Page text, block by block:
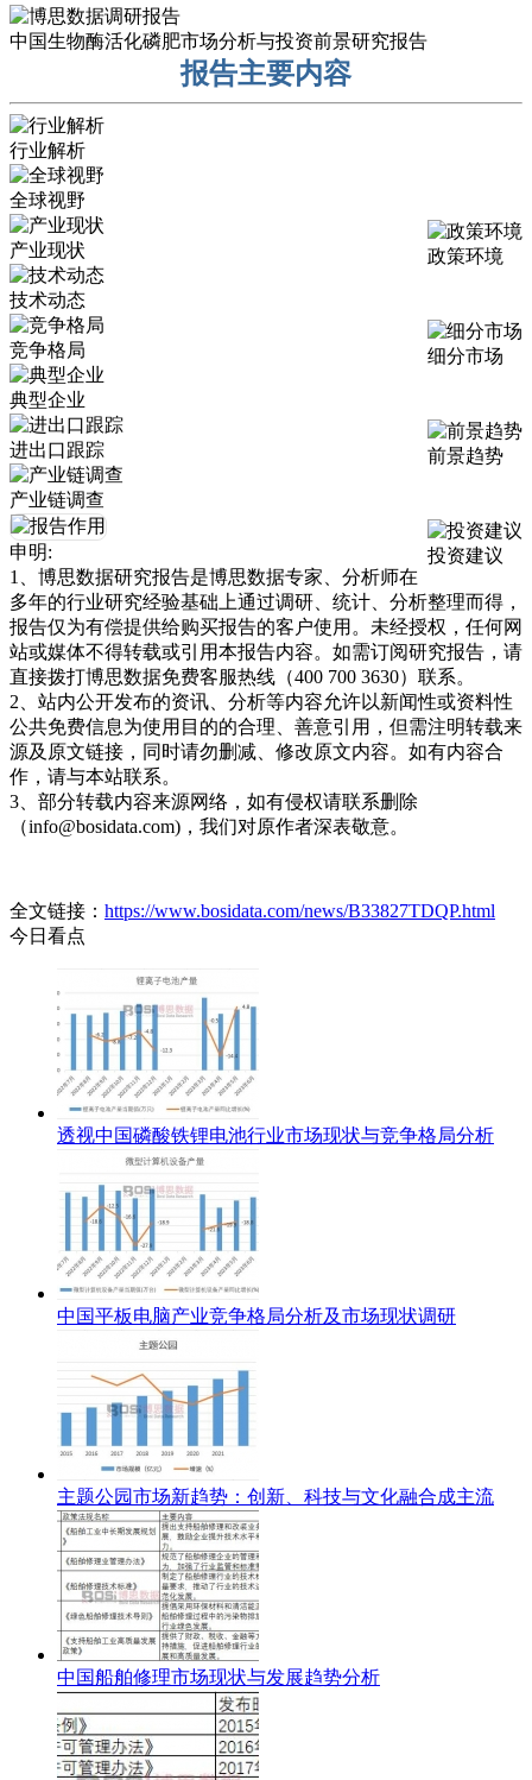
中国生物酶活化磷肥市场分析与投资前景研究报告
报告主要内容
行业解析
全球视野
政策环境
产业现状
技术动态
细分市场
竞争格局
典型企业
前景趋势
进出口跟踪
产业链调查
投资建议
申明:
1、博思数据研究报告是博思数据专家、分析师在
多年的行业研究经验基础上通过调研、统计、分析整理而得，
报告仅为有偿提供给购买报告的客户使用。未经授权，任何网
站或媒体不得转载或引用本报告内容。如需订阅研究报告，请
直接拨打博思数据免费客服热线（400 700 3630）联系。
2、站内公开发布的资讯、分析等内容允许以新闻性或资料性
公共免费信息为使用目的的合理、善意引用，但需注明转载来
源及原文链接，同时请勿删减、修改原文内容。如有内容合
作，请与本站联系。
3、部分转载内容来源网络，如有侵权请联系删除
（info@bosidata.com)，我们对原作者深表敬意。
全文链接： https://www.bosidata.com/news/B33827TDQP.html
今日看点
透视中国磷酸铁锂电池行业市场现状与竞争格局分析
中国平板电脑产业竞争格局分析及市场现状调研
主题公园市场新趋势：创新、科技与文化融合成主流
中国船舶修理市场现状与发展趋势分析